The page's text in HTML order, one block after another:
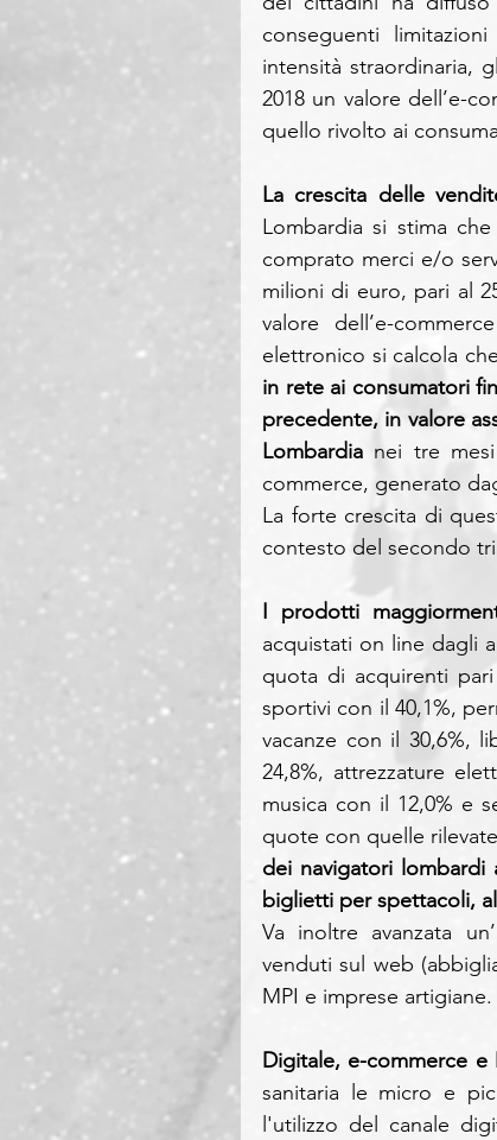
conseguenti
intensità straordinaria,
2018 un valore dell’e-
quello rivolto ai
La crescita delle
Lombardia si stima
comprato merci e/o
milioni di euro, pari al
valore dell’e-
elettronico si calcola
in rete ai consumatori
precedente, in valore
Lombardia nei tre
commerce, generato
La forte crescita di
contesto del secondo
I prodotti
acquistati on line dagli
quota di acquirenti
sportivi con il 40,1%,
vacanze con il 30,6%,
24,8%, attrezzature
musica con il 12,0% e
quote con quelle
dei navigatori lombardi
biglietti per spettacoli,
Va inoltre avanzata
venduti sul web
MPI e imprese artigiane.
Digitale, e-commerce e
sanitaria le micro e
l'utilizzo del canale